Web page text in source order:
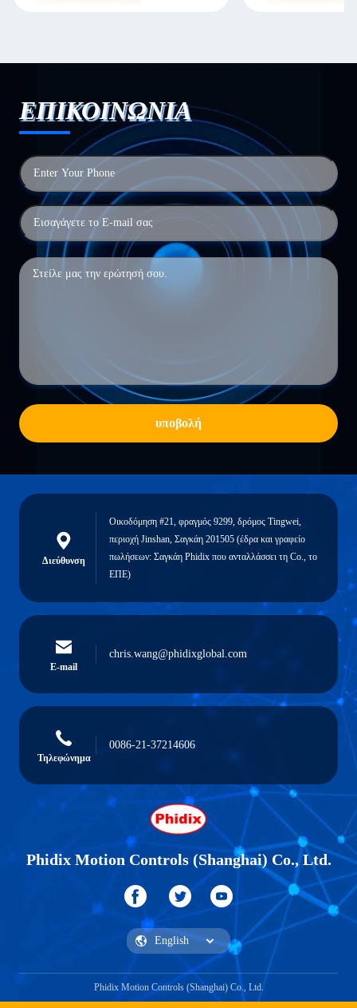
ΕΠΙΚΟΙΝΩΝΙΑ
υποβολή
Διεύθυνση
Οικοδόμηση #21, φραγμός 9299, δρόμος Tingwei,
περιοχή Jinshan, Σαγκάη 201505 (έδρα και γραφείο
πωλήσεων: Σαγκάη Phidix που ανταλλάσσει τη Co., το
ΕΠΕ)
E-mail
chris.wang@phidixglobal.com
Τηλεφώνημα
0086-21-37214606
Phidix Motion Controls (Shanghai) Co., Ltd.
Phidix Motion Controls (Shanghai) Co., Ltd.